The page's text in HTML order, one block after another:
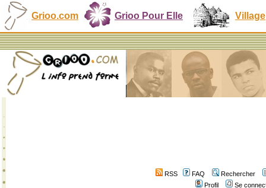
Grioo.com Grioo Pour Elle Village
RSS FAQ
Rechercher
Profil
Se